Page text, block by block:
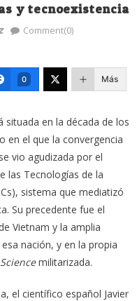
y tecnoexistencia
Comment(0)
0 Más
situada en la década de los
en el que la convergencia
vio agudizada por el
las Tecnologías de la
sistema que mediatizó
Su precedente fue el
Vietnam y la amplia
nación, y en la propia
militarizada.
el científico español Javier